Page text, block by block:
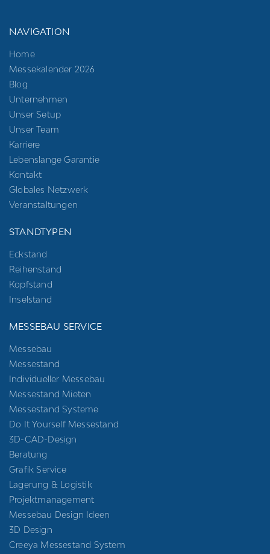
NAVIGATION
Home
Messekalender 2026
Blog
Unternehmen
Unser Setup
Unser Team
Karriere
Lebenslange Garantie
Kontakt
Globales Netzwerk
Veranstaltungen
STANDTYPEN
Eckstand
Reihenstand
Kopfstand
Inselstand
MESSEBAU SERVICE
Messebau
Messestand
Individueller Messebau
Messestand Mieten
Messestand Systeme
Do It Yourself Messestand
3D-CAD-Design
Beratung
Grafik Service
Lagerung & Logistik
Projektmanagement
Messebau Design Ideen
3D Design
Creeya Messestand System